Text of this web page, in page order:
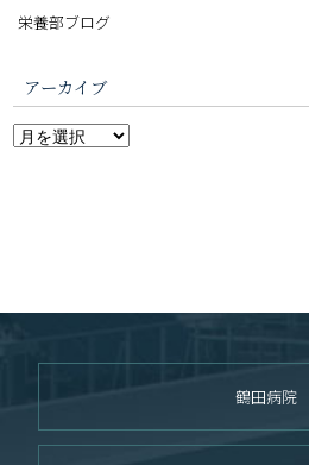
栄養部ブログ
アーカイブ
鶴田病院